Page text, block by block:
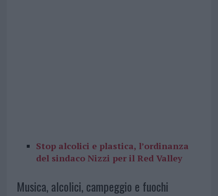
Stop alcolici e plastica, l’ordinanza
del sindaco Nizzi per il Red Valley
Musica, alcolici, campeggio e fuochi